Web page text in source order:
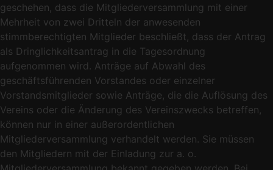
geschehen, dass die Mitgliederversammlung mit einer
Mehrheit von zwei Dritteln der anwesenden
stimmberechtigten Mitglieder beschließt, dass der Antrag
als Dringlichkeitsantrag in die Tagesordnung
aufgenommen wird. Anträge auf Abwahl des
geschäftsführenden Vorstandes oder einzelner
Vorstandsmitglieder sowie Anträge, die die Auflösung des
Vereins oder die Änderung des Vereinszwecks betreffen,
können nur in einer außerordentlichen
Mitgliederversammlung verhandelt werden. Sie müssen
den Mitgliedern mit der Einladung zur a. o.